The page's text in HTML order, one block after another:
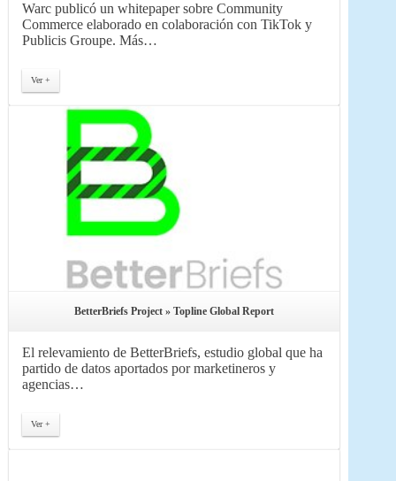
Warc publicó un whitepaper sobre Community
Commerce elaborado en colaboración con TikTok y
Publicis Groupe. Más…
Ver +
BetterBriefs Project » Topline Global Report
El relevamiento de BetterBriefs, estudio global que ha
partido de datos aportados por marketineros y
agencias…
Ver +